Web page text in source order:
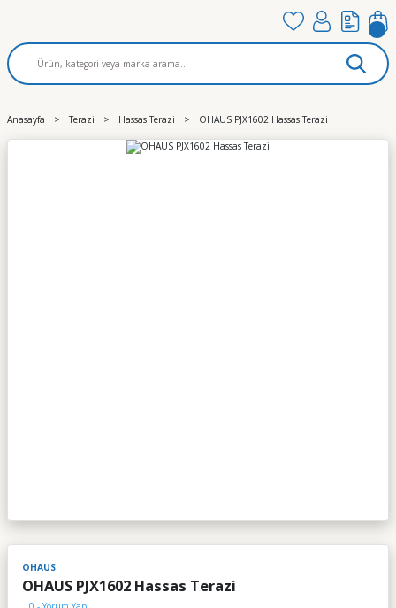
Anasayfa Terazi Hassas Terazi OHAUS PJX1602 Hassas Terazi
OHAUS
OHAUS PJX1602 Hassas Terazi